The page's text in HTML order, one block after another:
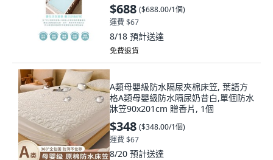
$688 ($688.00/1個)
運費 $67
8/18 預計送達
免費退貨
A類母嬰級防水隔尿夾棉床笠, 葉語方
格A類母嬰級防水隔尿奶昔白,單個防水
牀笠90x201cm 贈香片, 1個
$348 ($348.00/1個)
運費 $67
8/20 預計送達